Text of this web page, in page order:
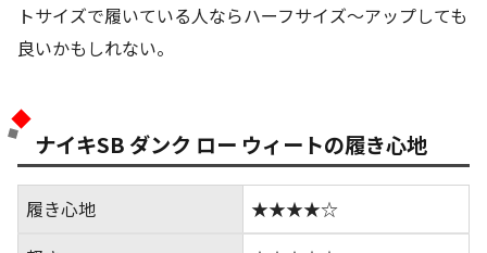
トサイズで履いている人ならハーフサイズ～アップしても
良いかもしれない。
ナイキSB ダンク ロー ウィートの履き心地
履き心地
★★★★☆